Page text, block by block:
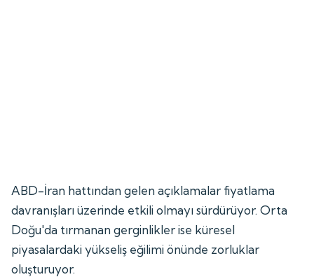
ABD-İran hattından gelen açıklamalar fiyatlama
davranışları üzerinde etkili olmayı sürdürüyor. Orta
Doğu'da tırmanan gerginlikler ise küresel
piyasalardaki yükseliş eğilimi önünde zorluklar
oluşturuyor.